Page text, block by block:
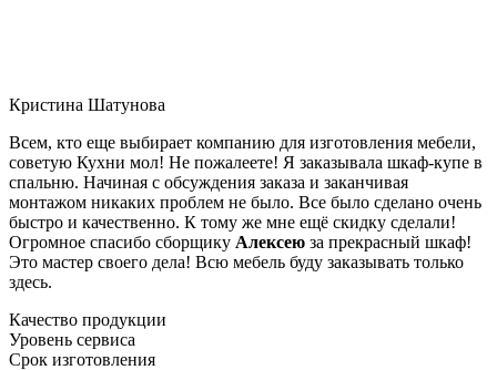
Кристина Шатунова
Всем, кто еще выбирает компанию для изготовления мебели,
советую Кухни мол! Не пожалеете! Я заказывала шкаф-купе в
спальню. Начиная с обсуждения заказа и заканчивая
монтажом никаких проблем не было. Все было сделано очень
быстро и качественно. К тому же мне ещё скидку сделали!
Огромное спасибо сборщику Алексею за прекрасный шкаф!
Это мастер своего дела! Всю мебель буду заказывать только
здесь.
Качество продукции
Уровень сервиса
Срок изготовления